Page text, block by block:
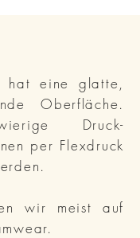
hat eine glatte,
Oberfläche.
Druck-
per Flexdruck
wir meist auf